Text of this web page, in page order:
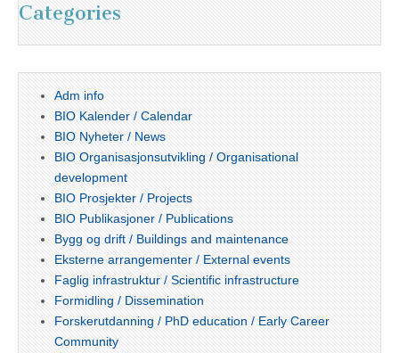
Categories
Adm info
BIO Kalender / Calendar
BIO Nyheter / News
BIO Organisasjonsutvikling / Organisational
development
BIO Prosjekter / Projects
BIO Publikasjoner / Publications
Bygg og drift / Buildings and maintenance
Eksterne arrangementer / External events
Faglig infrastruktur / Scientific infrastructure
Formidling / Dissemination
Forskerutdanning / PhD education / Early Career
Community